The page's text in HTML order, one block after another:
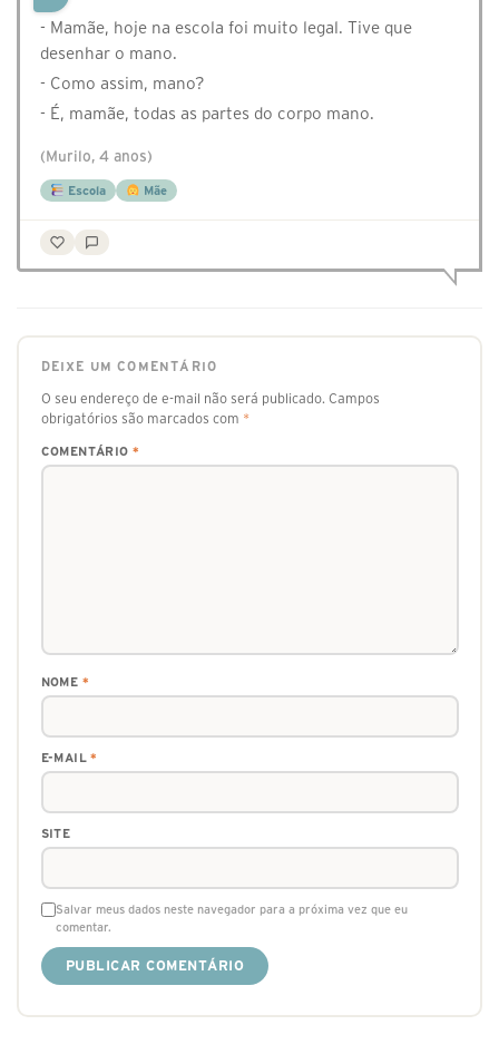
- Mamãe, hoje na escola foi muito legal. Tive que
desenhar o mano.
- Como assim, mano?
- É, mamãe, todas as partes do corpo mano.
(Murilo, 4 anos)
Escola Mãe
DEIXE UM COMENTÁRIO
O seu endereço de e-mail não será publicado. Campos
obrigatórios são marcados com *
COMENTÁRIO *
NOME *
E-MAIL*
SITE
Salvar meus dados neste navegador para a próxima vez que eu
comentar.